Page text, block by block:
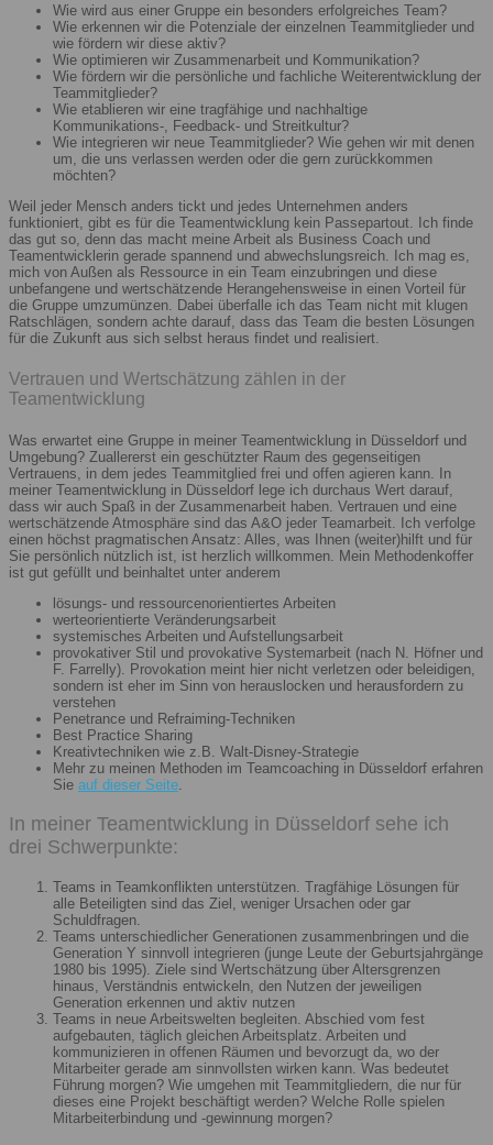
Wie wird aus einer Gruppe ein besonders erfolgreiches Team?
Wie erkennen wir die Potenziale der einzelnen Teammitglieder und
wie fördern wir diese aktiv?
Wie optimieren wir Zusammenarbeit und Kommunikation?
Wie fördern wir die persönliche und fachliche Weiterentwicklung der
Teammitglieder?
Wie etablieren wir eine tragfähige und nachhaltige
Kommunikations-, Feedback- und Streitkultur?
Wie integrieren wir neue Teammitglieder? Wie gehen wir mit denen
um, die uns verlassen werden oder die gern zurückkommen
möchten?
Weil jeder Mensch anders tickt und jedes Unternehmen anders
funktioniert, gibt es für die Teamentwicklung kein Passepartout. Ich finde
das gut so, denn das macht meine Arbeit als Business Coach und
Teamentwicklerin gerade spannend und abwechslungsreich. Ich mag es,
mich von Außen als Ressource in ein Team einzubringen und diese
unbefangene und wertschätzende Herangehensweise in einen Vorteil für
die Gruppe umzumünzen. Dabei überfalle ich das Team nicht mit klugen
Ratschlägen, sondern achte darauf, dass das Team die besten Lösungen
für die Zukunft aus sich selbst heraus findet und realisiert.
Vertrauen und Wertschätzung zählen in der
Teamentwicklung
Was erwartet eine Gruppe in meiner Teamentwicklung in Düsseldorf und
Umgebung? Zuallererst ein geschützter Raum des gegenseitigen
Vertrauens, in dem jedes Teammitglied frei und offen agieren kann. In
meiner Teamentwicklung in Düsseldorf lege ich durchaus Wert darauf,
dass wir auch Spaß in der Zusammenarbeit haben. Vertrauen und eine
wertschätzende Atmosphäre sind das A&O jeder Teamarbeit. Ich verfolge
einen höchst pragmatischen Ansatz: Alles, was Ihnen (weiter)hilft und für
Sie persönlich nützlich ist, ist herzlich willkommen. Mein Methodenkoffer
ist gut gefüllt und beinhaltet unter anderem
lösungs- und ressourcenorientiertes Arbeiten
werteorientierte Veränderungsarbeit
systemisches Arbeiten und Aufstellungsarbeit
provokativer Stil und provokative Systemarbeit (nach N. Höfner und
F. Farrelly). Provokation meint hier nicht verletzen oder beleidigen,
sondern ist eher im Sinn von herauslocken und herausfordern zu
verstehen
Penetrance und Refraiming-Techniken
Best Practice Sharing
Kreativtechniken wie z.B. Walt-Disney-Strategie
Mehr zu meinen Methoden im Teamcoaching in Düsseldorf erfahren
Sie auf dieser Seite.
In meiner Teamentwicklung in Düsseldorf sehe ich
drei Schwerpunkte:
Teams in Teamkonflikten unterstützen. Tragfähige Lösungen für
alle Beteiligten sind das Ziel, weniger Ursachen oder gar
Schuldfragen.
Teams unterschiedlicher Generationen zusammenbringen und die
Generation Y sinnvoll integrieren (junge Leute der Geburtsjahrgänge
1980 bis 1995). Ziele sind Wertschätzung über Altersgrenzen
hinaus, Verständnis entwickeln, den Nutzen der jeweiligen
Generation erkennen und aktiv nutzen
Teams in neue Arbeitswelten begleiten. Abschied vom fest
aufgebauten, täglich gleichen Arbeitsplatz. Arbeiten und
kommunizieren in offenen Räumen und bevorzugt da, wo der
Mitarbeiter gerade am sinnvollsten wirken kann. Was bedeutet
Führung morgen? Wie umgehen mit Teammitgliedern, die nur für
dieses eine Projekt beschäftigt werden? Welche Rolle spielen
Mitarbeiterbindung und -gewinnung morgen?